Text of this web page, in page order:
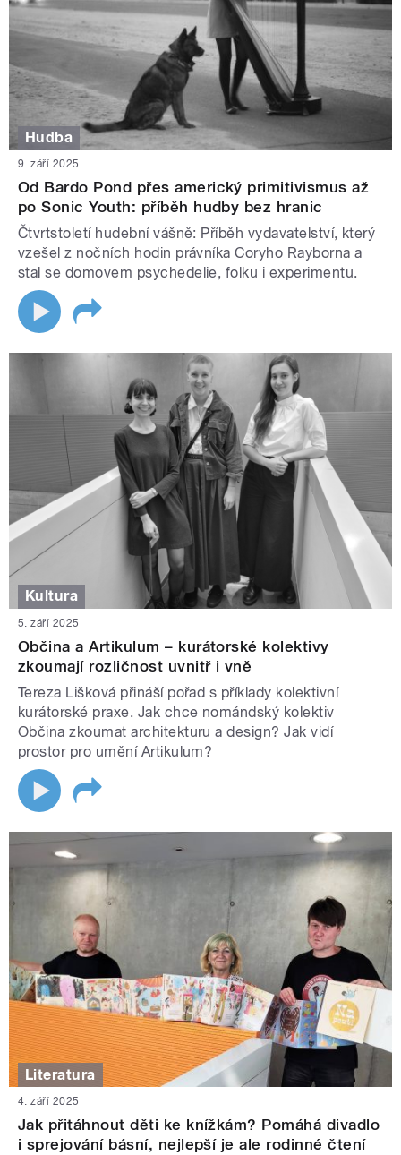
Hudba
9. září 2025
Od Bardo Pond přes americký primitivismus až
po Sonic Youth: příběh hudby bez hranic
Čtvrtstoletí hudební vášně: Příběh vydavatelství, který
vzešel z nočních hodin právníka Coryho Rayborna a
stal se domovem psychedelie, folku i experimentu.
Kultura
5. září 2025
Občina a Artikulum – kurátorské kolektivy
zkoumají rozličnost uvnitř i vně
Tereza Lišková přináší pořad s příklady kolektivní
kurátorské praxe. Jak chce nomándský kolektiv
Občina zkoumat architekturu a design? Jak vidí
prostor pro umění Artikulum?
Literatura
4. září 2025
Jak přitáhnout děti ke knížkám? Pomáhá divadlo
i sprejování básní, nejlepší je ale rodinné čtení